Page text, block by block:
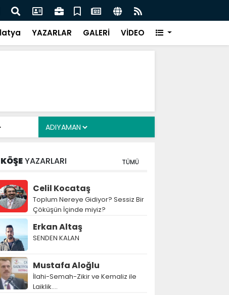
Siyasete: DEM Parti’nin Tarihi Sınavı
YAZARLAR GALERİ VİDEO
KÖŞEYAZARLARI TÜMÜ
Celil Kocataş
Toplum Nereye Gidiyor? Sessiz Bir
Çöküşün İçinde miyiz?
Erkan Altaş
SENDEN KALAN
Mustafa Aloğlu
İlahi-Semah-Zikir ve Kemaliz ile
Laiklik….